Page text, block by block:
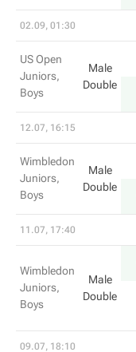
02.09, 01:30
US Open
Juniors,
Boys
Male
Double
12.07, 16:15
Wimbledon
Juniors,
Boys
Male
Double
11.07, 17:40
Wimbledon
Juniors,
Boys
Male
Double
09.07, 18:10